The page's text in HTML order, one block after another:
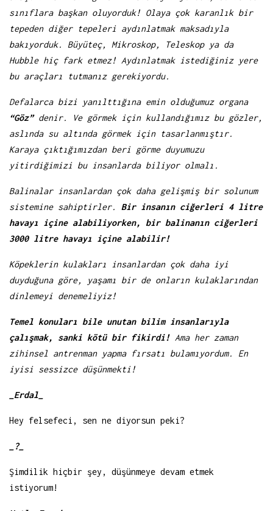
sınıflara başkan oluyorduk! Olaya çok karanlık bir
tepeden diğer tepeleri aydınlatmak maksadıyla
bakıyorduk. Büyüteç, Mikroskop, Teleskop ya da
Hubble hiç fark etmez! Aydınlatmak istediğiniz yere
bu araçları tutmanız gerekiyordu.
Defalarca bizi yanılttığına emin olduğumuz organa
“Göz”denir. Ve görmek için kullandığımız bu gözler,
aslında su altında görmek için tasarlanmıştır.
Karaya çıktığımızdan beri görme duyumuzu
yitirdiğimizi bu insanlarda biliyor olmalı.
Balinalar insanlardan çok daha gelişmiş bir solunum
sistemine sahiptirler. Bir insanın ciğerleri 4 litre
havayı içine alabiliyorken, bir balinanın ciğerleri
3000 litre havayı içine alabilir!
Köpeklerin kulakları insanlardan çok daha iyi
duyduğuna göre, yaşamı bir de onların kulaklarından
dinlemeyi denemeliyiz!
Temel konuları bile unutan bilim insanlarıyla
çalışmak, sanki kötü bir fikirdi! Ama her zaman
zihinsel antrenman yapma fırsatı bulamıyordum. En
iyisi sessizce düşünmekti!
_Erdal_
Hey felsefeci, sen ne diyorsun peki?
_?_
Şimdilik hiçbir şey, düşünmeye devam etmek
istiyorum!